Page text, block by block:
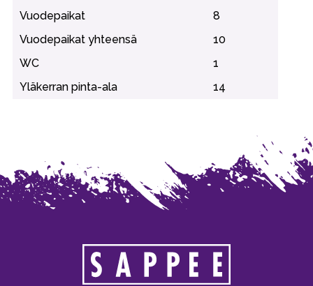
Vuodepaikat
8
Vuodepaikat yhteensä
10
WC
1
Yläkerran pinta-ala
14